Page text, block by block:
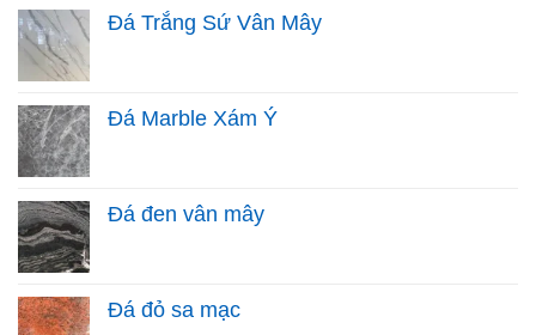
Đá Trắng Sứ Vân Mây
Đá Marble Xám Ý
Đá đen vân mây
Đá đỏ sa mạc